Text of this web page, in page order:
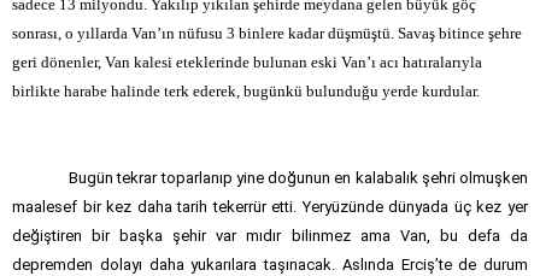
sadece 13 milyondu. Yakılıp yıkılan şehirde meydana gelen büyük göç
sonrası, o yıllarda Van’ın nüfusu 3 binlere kadar düşmüştü. Savaş bitince şehre
geri dönenler, Van kalesi eteklerinde bulunan eski Van’ı acı hatıralarıyla
birlikte harabe halinde terk ederek, bugünkü bulunduğu yerde kurdular.
Bugün tekrar toparlanıp yine doğunun en kalabalık şehri olmuşken
maalesef bir kez daha tarih tekerrür etti. Yeryüzünde dünyada üç kez yer
değiştiren bir başka şehir var mıdır bilinmez ama Van, bu defa da
depremden dolayı daha yukarılara taşınacak. Aslında Erciş’te de durum